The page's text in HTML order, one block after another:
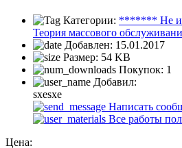
Категории: ******* Не
Теория массового
Добавлен: 15.01.2017
Размер: 54 KB
Покупок: 1
Добавил:
sxesxe
Написать
Все работы
Цена: